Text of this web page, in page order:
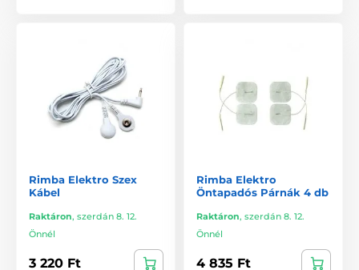
Rimba Elektro Szex
Kábel
Raktáron, szerdán 8. 12.
Önnél
3 220 Ft
Rimba Elektro
Öntapadós Párnák 4 db
Raktáron, szerdán 8. 12.
Önnél
4 835 Ft